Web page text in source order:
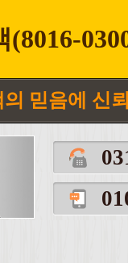
(8016-
의 믿음에 신